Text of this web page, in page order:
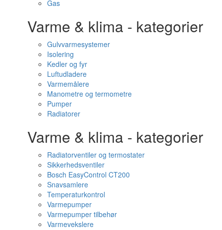
Gas
Varme & klima - kategorier
Gulvvarmesystemer
Isolering
Kedler og fyr
Luftudladere
Varmemålere
Manometre og termometre
Pumper
Radiatorer
Varme & klima - kategorier
Radiatorventiler og termostater
Sikkerhedsventiler
Bosch EasyControl CT200
Snavsamlere
Temperaturkontrol
Varmepumper
Varmepumper tilbehør
Varmevekslere